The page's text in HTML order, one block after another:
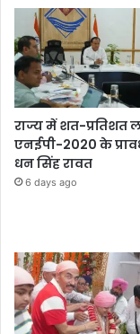
राज्य में शत-प्रतिशत
एनईपी-2020 के
धन सिंह रावत
6 days ago